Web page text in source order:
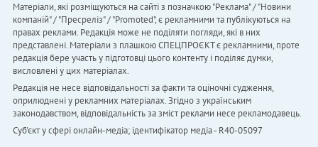
Матеріали, які розміщуються на сайті з позначкою "Реклама" / "Новини
компаній" / "Пресреліз" / "Promoted", є рекламними та публікуються на
правах реклами. Редакція може не поділяти погляди, які в них
представлені. Матеріали з плашкою СПЕЦПРОЄКТ є рекламними, проте
редакція бере участь у підготовці цього контенту і поділяє думки,
висловлені у цих матеріалах.
Редакція не несе відповідальності за факти та оціночні судження,
оприлюднені у рекламних матеріалах. Згідно з українським
законодавством, відповідальність за зміст реклами несе рекламодавець.
Cуб'єкт у сфері онлайн-медіа; ідентифікатор медіа - R40-05097